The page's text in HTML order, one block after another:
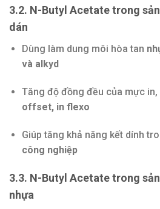
3.2. N-Butyl Acetate trong
dán
Dùng làm dung môi hòa tan
và alkyd
Tăng độ đồng đều của mực
offset, in flexo
Giúp tăng khả năng kết dính
công nghiệp
3.3. N-Butyl Acetate trong
nhựa